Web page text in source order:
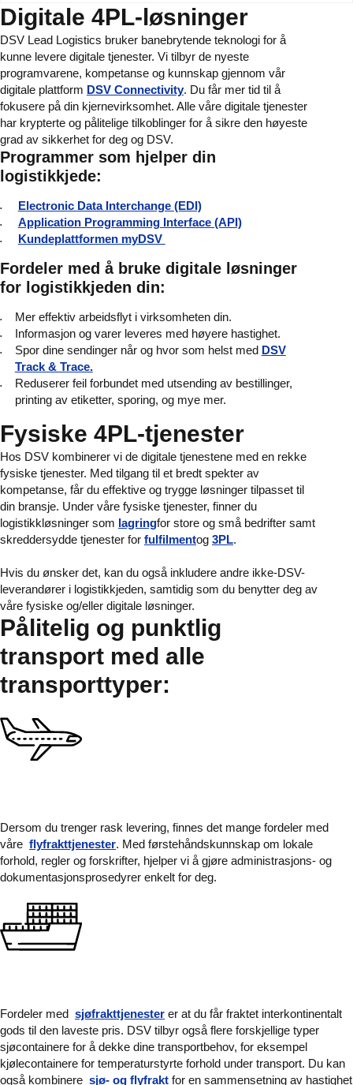
Digitale 4PL-løsninger
DSV Lead Logistics bruker banebrytende teknologi for å
kunne levere digitale tjenester. Vi tilbyr de nyeste
programvarene, kompetanse og kunnskap gjennom vår
digitale plattform DSV Connectivity. Du får mer tid til å
fokusere på din kjernevirksomhet. Alle våre digitale tjenester
har krypterte og pålitelige tilkoblinger for å sikre den høyeste
grad av sikkerhet for deg og DSV.
Programmer som hjelper din
logistikkjede:
Electronic Data Interchange (EDI)
Application Programming Interface (API)
Kundeplattformen myDSV
Fordeler med å bruke digitale løsninger
for logistikkjeden din:
Mer effektiv arbeidsflyt i virksomheten din.
Informasjon og varer leveres med høyere hastighet.
Spor dine sendinger når og hvor som helst med DSV
Track & Trace.
Reduserer feil forbundet med utsending av bestillinger,
printing av etiketter, sporing, og mye mer.
Fysiske 4PL-tjenester
Hos DSV kombinerer vi de digitale tjenestene med en rekke
fysiske tjenester. Med tilgang til et bredt spekter av
kompetanse, får du effektive og trygge løsninger tilpasset til
din bransje. Under våre fysiske tjenester, finner du
logistikkløsninger som lagringfor store og små bedrifter samt
skreddersydde tjenester for fulfilmentog 3PL.
Hvis du ønsker det, kan du også inkludere andre ikke-DSV-
leverandører i logistikkjeden, samtidig som du benytter deg av
våre fysiske og/eller digitale løsninger.
Pålitelig og punktlig
transport med alle
transporttyper:
Dersom du trenger rask levering, finnes det mange fordeler med
våre flyfrakttjenester. Med førstehåndskunnskap om lokale
forhold, regler og forskrifter, hjelper vi å gjøre administrasjons- og
dokumentasjonsprosedyrer enkelt for deg.
Fordeler med sjøfrakttjenester er at du får fraktet interkontinentalt
gods til den laveste pris. DSV tilbyr også flere forskjellige typer
sjøcontainere for å dekke dine transportbehov, for eksempel
kjølecontainere for temperaturstyrte forhold under transport. Du kan
også kombinere sjø- og flyfrakt for en sammensetning av hastighet